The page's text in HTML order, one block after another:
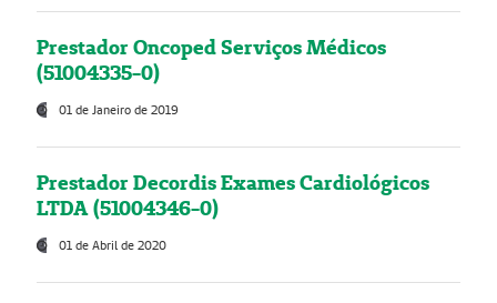
Prestador Oncoped Serviços Médicos
(51004335-0)
01 de Janeiro de 2019
Prestador Decordis Exames Cardiológicos
LTDA (51004346-0)
01 de Abril de 2020